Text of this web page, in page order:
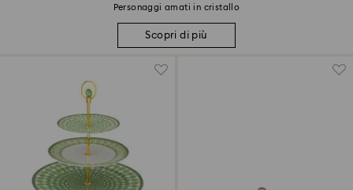
Personaggi amati in cristallo
Scopri di più